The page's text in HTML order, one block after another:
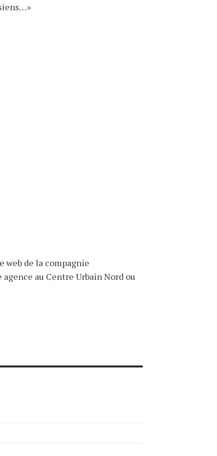
web de la compagnie
au Centre Urbain Nord ou